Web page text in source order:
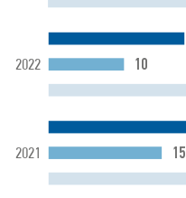
2022
10
2021
15